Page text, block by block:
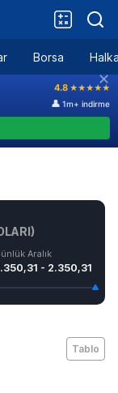
Borsa
Aralık
- 2.350,31
Tablo